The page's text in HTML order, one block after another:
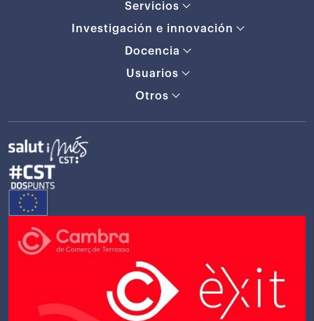
Servicios
Investigación e innovación
Docencia
Usuarios
Otros